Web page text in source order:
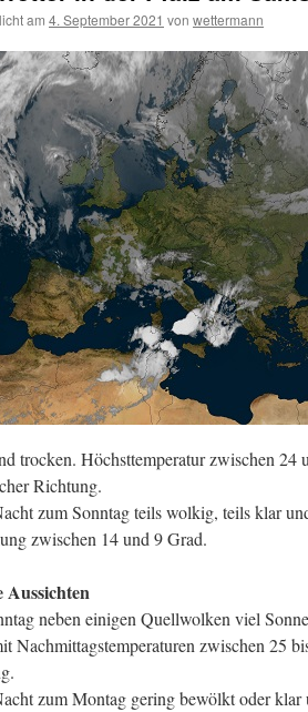
am 4. September 2021 von wettermann
trocken. Höchsttemperatur zwischen
Richtung.
zum Sonntag teils wolkig, teils klar
zwischen 14 und 9 Grad.
Aussichten
neben einigen Quellwolken viel
Nachmittagstemperaturen zwischen 25
zum Montag gering bewölkt oder